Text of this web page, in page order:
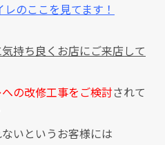
のここを見てます！
持ち良くお店にご来店して
の改修工事をご検討されて
いというお客様には